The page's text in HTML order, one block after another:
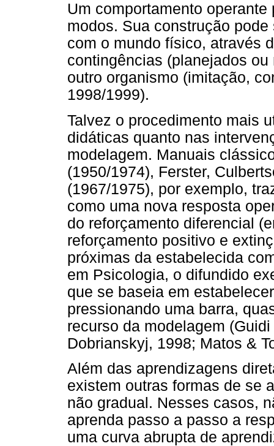
Um comportamento
modos. Sua construção
com o mundo físico, através
contingências (planejados
outro organismo (imitação,
1998/1999).
Talvez o procedimento mais
didáticas quanto nas
modelagem. Manuais
(1950/1974), Ferster,
(1967/1975), por exemplo,
como uma nova resposta
do reforçamento diferencial
reforçamento positivo e
próximas da estabelecida
em Psicologia, o difundido
que se baseia em
pressionando uma barra,
recurso da modelagem
Dobrianskyj, 1998; Matos &
Além das aprendizagens
existem outras formas de se
não gradual. Nesses casos,
aprenda passo a passo a
uma curva abrupta de